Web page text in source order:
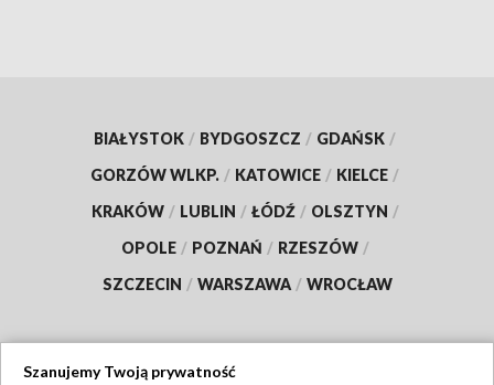
BIAŁYSTOK / BYDGOSZCZ / GDAŃSK /
GORZÓW WLKP. / KATOWICE / KIELCE /
KRAKÓW / LUBLIN / ŁÓDŹ / OLSZTYN /
OPOLE / POZNAŃ / RZESZÓW /
SZCZECIN / WARSZAWA / WROCŁAW
Szanujemy Twoją prywatność